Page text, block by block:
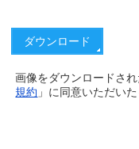
画像をダウンロードさ
規約 」に同意いただい